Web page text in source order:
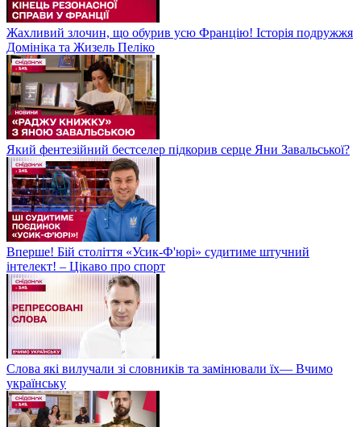
Жахливий злочин, що обурив усю Францію! Історія подружжя
Домініка та Жизель Пеліко
Який фентезійний бестселер підкорив серце Яни Завальської?
Вперше! Бій століття «Усик-Ф'юрі» судитиме штучний
інтелект! – Цікаво про спорт
Слова які вилучали зі словників та замінювали їх— Вчимо
українську